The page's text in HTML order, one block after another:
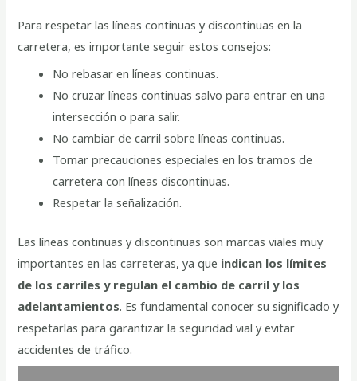
Para respetar las líneas continuas y discontinuas en la
carretera, es importante seguir estos consejos:
No rebasar en líneas continuas.
No cruzar líneas continuas salvo para entrar en una
intersección o para salir.
No cambiar de carril sobre líneas continuas.
Tomar precauciones especiales en los tramos de
carretera con líneas discontinuas.
Respetar la señalización.
Las líneas continuas y discontinuas son marcas viales muy
importantes en las carreteras, ya que indican los límites
de los carriles y regulan el cambio de carril y los
adelantamientos. Es fundamental conocer su significado y
respetarlas para garantizar la seguridad vial y evitar
accidentes de tráfico.